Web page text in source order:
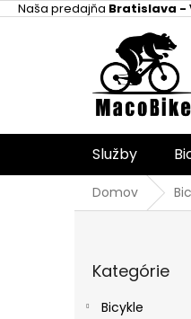
PrejsťNaša predajňa Bratislava -
Služby
Domov
kategórie
Kategórie
Bicykle